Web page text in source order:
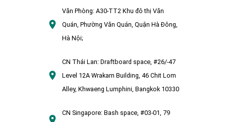
Văn Phòng:A30-TT2 Khu đô thị Văn
Quán, Phường Văn Quán, Quận Hà Đông,
Hà Nội;
CN Thái Lan: Draftboard space, #26/-47
Level 12A Wrakarn Building, 46 Chit Lom
Alley, Khwaeng Lumphini, Bangkok 10330
CN Singapore: Bash space, #03-01, 79